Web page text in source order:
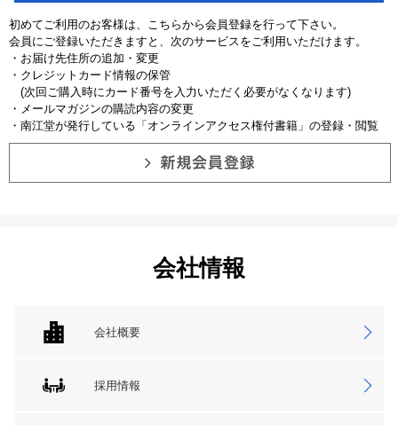
初めてご利用のお客様は、こちらから会員登録を行って下さい。
会員にご登録いただきますと、次のサービスをご利用いただけます。
・お届け先住所の追加・変更
・クレジットカード情報の保管
(次回ご購入時にカード番号を入力いただく必要がなくなります)
・メールマガジンの購読内容の変更
・南江堂が発行している「オンラインアクセス権付書籍」の登録・閲覧
会社情報
会社概要
採用情報